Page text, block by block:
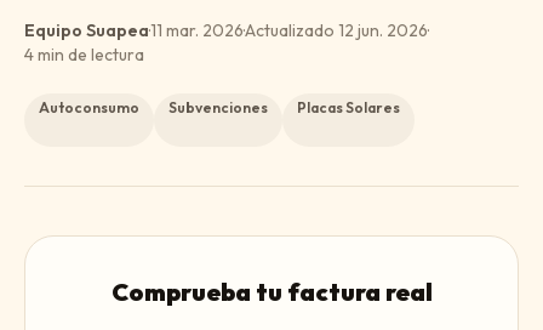
Equipo Suapea·11 mar. 2026·Actualizado 12 jun. 2026·
4min de lectura
Autoconsumo Subvenciones Placas Solares
Comprueba tu factura real